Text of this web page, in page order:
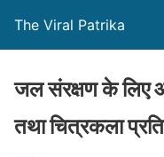
The Viral Patrika
जल संरक्षण के लिए
तथा चित्रकला